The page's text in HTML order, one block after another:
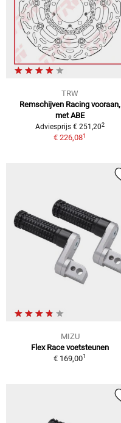
TRW
Remschijven Racing vooraan,
met ABE
Adviesprijs € 251,202
€ 226,081
MIZU
Flex Race voetsteunen
€ 169,001